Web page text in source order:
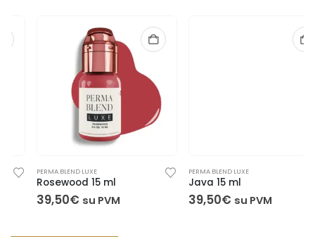
PERMA BLEND LUXE
Rosewood 15 ml
39,50€ su PVM
PERMA BLEND LUXE
Java 15 ml
39,50€ su PVM